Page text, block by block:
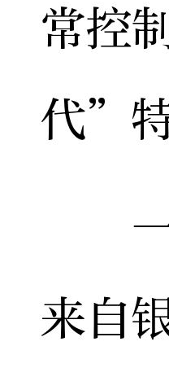
常控
代”特
一
来自